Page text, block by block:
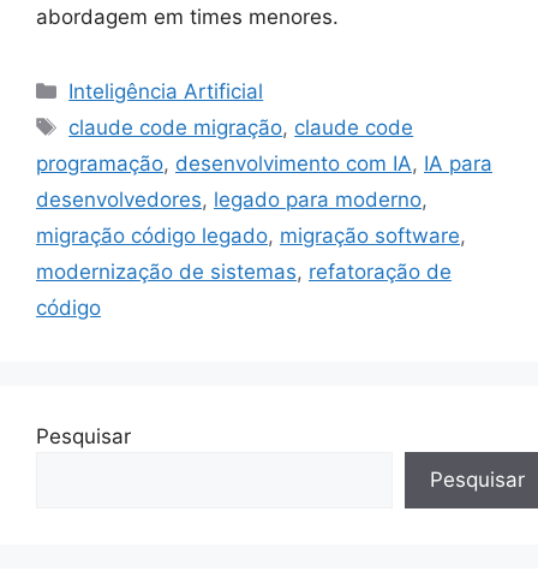
abordagem em times menores.
Categorias
Inteligência Artificial
Tags
claude code migração, claude code
programação, desenvolvimento com IA, IA para
desenvolvedores, legado para moderno,
migração código legado, migração software,
modernização de sistemas, refatoração de
código
Pesquisar
Pesquisar